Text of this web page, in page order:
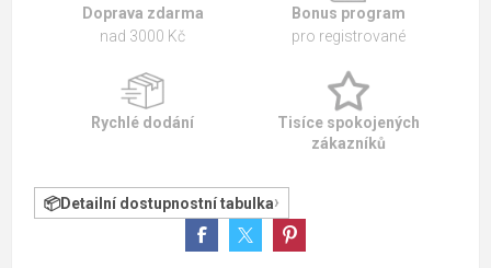
Doprava zdarma
nad 3000 Kč
Bonus program
pro registrované
Rychlé dodání
Tisíce spokojených
zákazníků
Detailní dostupnostní tabulka